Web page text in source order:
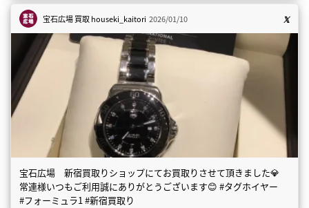
宝石広場 買取houseki_kaitori 2026/01/10
宝石広場 新宿買取りショップにてお買取りさせて頂きました💎
常連様いつもご利用誠にありがとうございます😊 #タグホイヤー
#フォーミュラ1 #新宿買取り